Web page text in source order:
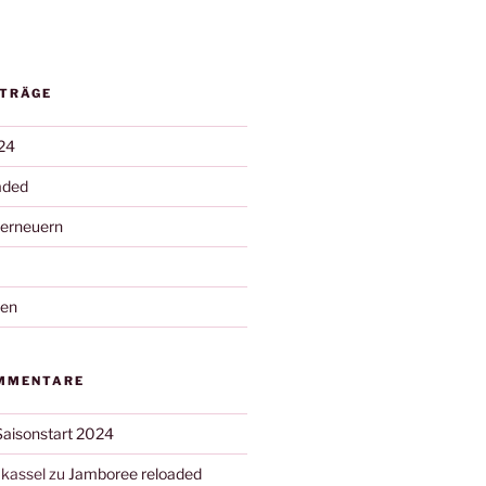
2024
zu Jamboree reloaded